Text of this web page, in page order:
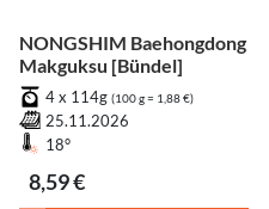
NONGSHIM Baehongdong
Makguksu [Bündel]
4 x 114g (100 g = 1,88 €)
25.11.2026
18°
8,59 €